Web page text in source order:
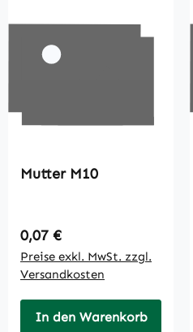
Mutter M10
Regulärer Preis:
0,07 €
Preise exkl. MwSt. zzgl.
Versandkosten
In den Warenkorb